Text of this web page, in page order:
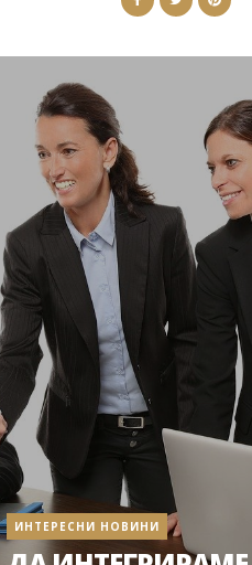
ИНТЕРЕСНИ НОВИНИ